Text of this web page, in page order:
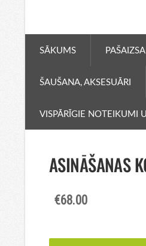
SĀKUMS
ŠAUŠANA, AKSESUĀRI
VISPĀRĪGIE NOTEIKUMI
ASINĀŠANAS
€68.00